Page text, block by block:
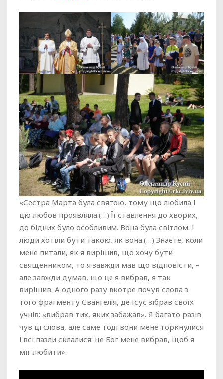
«Сестра Марта була святою, тому що любила і
цю любов проявляла.(…) Її ставлення до хворих,
до бідних було особливим. Вона була світлом. І
люди хотіли бути такою, як вона.(…) Знаєте, коли
мене питали, як я вирішив, що хочу бути
священником, то я завжди мав що відповісти, –
але завжди думав, що це я вибрав, я так
вирішив. А одного разу вкотре почув слова з
того фрагменту Євангелія, де Ісус зібрав своїх
учнів: «вибрав тих, яких забажав». Я багато разів
чув ці слова, але саме тоді вони мене торкнулися
і всі пазли склалися: це Бог мене вибрав, щоб я
міг любити».